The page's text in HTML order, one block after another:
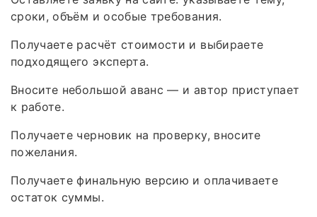
сроки, объём и особые требования.
Получаете расчёт стоимости и выбираете
подходящего эксперта.
Вносите небольшой аванс — и автор приступает
к работе.
Получаете черновик на проверку, вносите
пожелания.
Получаете финальную версию и оплачиваете
остаток суммы.